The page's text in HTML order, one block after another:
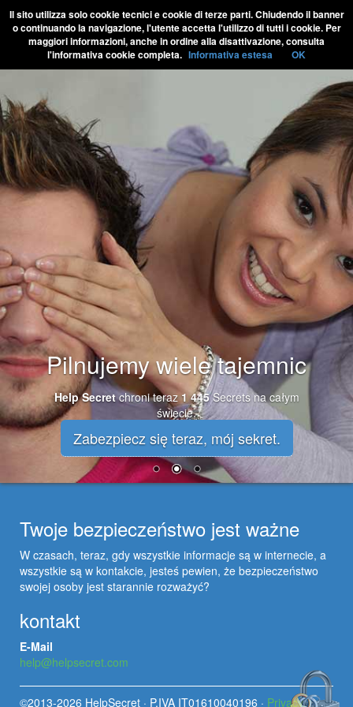
Pilnujemy wiele tajemnic
Help Secretchroni teraz 1 445Secrets na całym
świecie.
Zabezpiecz się teraz, mój sekret.
Twoje bezpieczeństwo jest ważne
W czasach, teraz, gdy wszystkie informacje są w internecie, a
wszystkie są w kontakcie, jesteś pewien, że bezpieczeństwo
swojej osoby jest starannie rozważyć?
kontakt
E-Mail
help@helpsecret.com
©2013-2026 HelpSecret · P.IVA IT01610040196 · Privacy,
Il sito utilizza solo cookie tecnici e cookie di terze parti. Chiudendo il banner
o continuando la navigazione, l'utente accetta l'utilizzo di tutti i cookie. Per
maggiori informazioni, anche in ordine alla disattivazione, consulta
l'informativa cookie completa. Informativa estesa OK